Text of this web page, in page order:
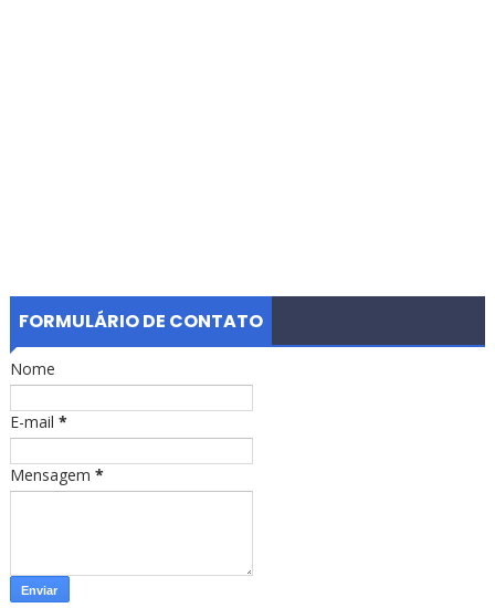
FORMULÁRIO DE CONTATO
Nome
E-mail *
Mensagem *